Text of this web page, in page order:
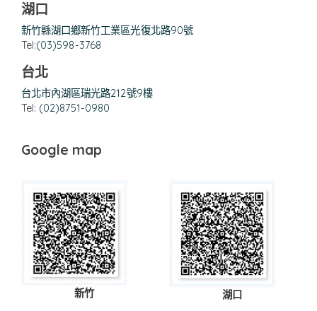
湖口
新竹縣湖口鄉新竹工業區光復北路90號
Tel:(03)598-3768
台北
台北市內湖區瑞光路212號9樓
Tel: (02)8751-0980
Google map
新竹 湖口